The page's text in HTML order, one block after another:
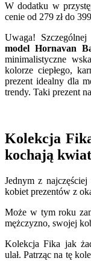
W dodatku w
cenie od 279 zł do
Uwaga!
model Hornavan
minimalistyczne
kolorze ciepłego,
prezent idealny dla
trendy. Taki prezent
Kolekcja
kochają
Jednym z
kobiet prezentów z
Może w tym roku
mężczyzno, swojej
Kolekcja Fika jak
ulał. Patrząc na tę